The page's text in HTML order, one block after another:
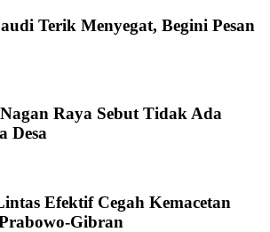
Terik Menyegat, Begini Pesan
Raya Sebut Tidak Ada
Desa
Efektif Cegah Kemacetan
Gibran